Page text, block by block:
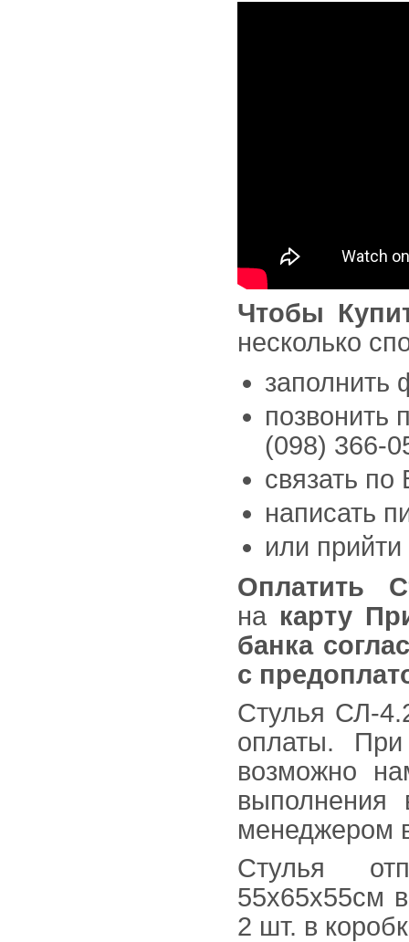
Чтобы
несколько
заполнить
позвонить
(098) 366-
связать
написать
или
Оплатить
на карту
банка
с
Стулья СЛ-
оплаты.
возможно
выполнения
менеджером
Стулья
55х65х55см
2 шт. в